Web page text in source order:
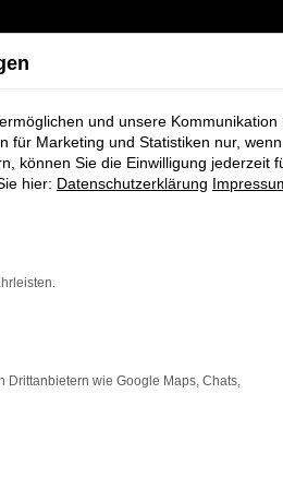
bei
erhaltenes Fahrzeug suchen.
verlassen. Als Ihr
exzellenten Service.
und unsere Kommunikation
für Marketing und Statistiken nur,
können Sie die Einwilligung jederzeit
hier: Datenschutzerklärung
Drittanbietern wie Google Maps, Chats,